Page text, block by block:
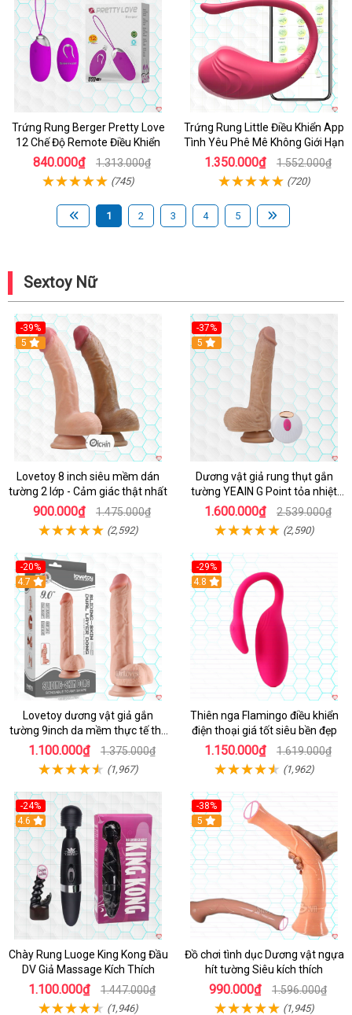
Trứng Rung Berger Pretty Love
12 Chế Độ Remote Điều Khiển
840.000₫ 1.313.000₫
(745)
Trứng Rung Little Điều Khiển App
Tình Yêu Phê Mê Không Giới Hạn
1.350.000₫ 1.552.000₫
(720)
1 2 3 4 5
Sextoy Nữ
-39%
Hot
5
Lovetoy 8 inch siêu mềm dán
tường 2 lớp - Cảm giác thật nhất
900.000₫ 1.475.000₫
(2,592)
-37%
5
Dương vật giả rung thụt gắn
tường YEAIN G Point tỏa nhiệt
điều khiển từ xa
1.600.000₫ 2.539.000₫
(2,590)
-20%
Hot
4.7
Lovetoy dương vật giả gắn
tường 9inch da mềm thực tế thú
vị
1.100.000₫ 1.375.000₫
(1,967)
-29%
Hot
4.8
Thiên nga Flamingo điều khiển
điện thoại giá tốt siêu bền đẹp
1.150.000₫ 1.619.000₫
(1,962)
-24%
4.6
Chày Rung Luoge King Kong Đầu
DV Giả Massage Kích Thích
1.100.000₫ 1.447.000₫
(1,946)
-38%
Hot
5
Đồ chơi tình dục Dương vật ngựa
hít tường Siêu kích thích
990.000₫ 1.596.000₫
(1,945)